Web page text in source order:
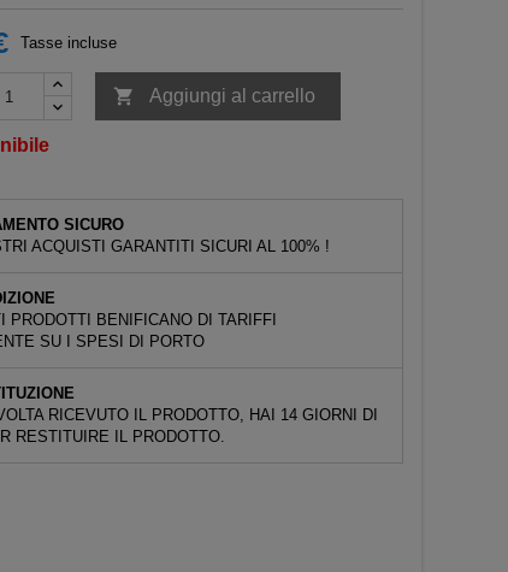
Tasse incluse
 Aggiungi al carrello
SICURO
ACQUISTI GARANTITI SICURI AL 100% !
PRODOTTI BENIFICANO DI TARIFFI
SU I SPESI DI PORTO
RICEVUTO IL PRODOTTO, HAI 14 GIORNI DI
RESTITUIRE IL PRODOTTO.